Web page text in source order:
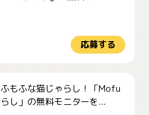
応募する
もふな猫じゃらし！「Mofu
し」の無料モニターを...